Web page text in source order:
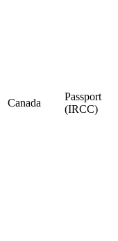
Canada
Passport
(IRCC)